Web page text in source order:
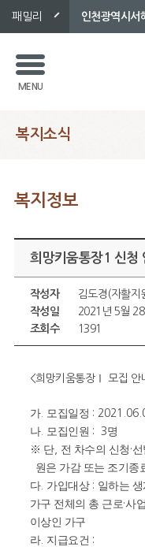
패밀리 인천광역시서
MENU
복지소식
복지정보
희망키움통장1 신청
작성자
김도경(자활지
작성일
2021년 5월
조회수
1391
<희망키움통장Ⅰ 모집 안
가. 모집일정 :
나. 모집인원 : 3명
※ 단, 전 차수의 신청 ·
원은 가감 또는 조기종
다. 가입대상 : 일하는 생
가구 전체의 총 근로·사
이상인 가구
라. 지급요건 :